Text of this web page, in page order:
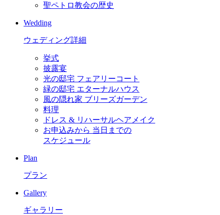
聖ペトロ教会の歴史
Wedding
ウェディング詳細
挙式
披露宴
光の邸宅 フェアリーコート
緑の邸宅 エターナルハウス
風の隠れ家 ブリーズガーデン
料理
ドレス & リハーサルヘアメイク
お申込みから 当日までの
スケジュール
Plan
プラン
Gallery
ギャラリー